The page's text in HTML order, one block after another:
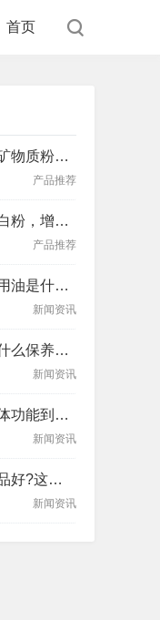
首页
纽崔莱多种维生素矿物质粉，小金粉守护全天健康活力
产品推荐
纽崔莱植物双肽蛋白粉，增肌补充蛋白质好帮手
产品推荐
对心血管最好的食用油是什么油？推荐吃这款安利油品
新闻资讯
女性激素不平衡吃什么保养片可以调节？推荐吃这款纽崔莱保养片
新闻资讯
精准抗疲：从线粒体功能到造血机制，热门营养方案全解析
新闻资讯
养肝护肝喝什么饮品好?这款纽崔莱饮品别错过
新闻资讯